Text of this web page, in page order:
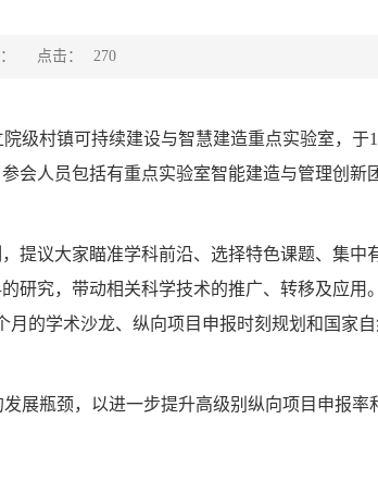
点击： 270
级村镇可持续建设与智慧建造重点实验室，于
会人员包括有重点实验室智能建造与管理创新
提议大家瞄准学科前沿、选择特色课题、集中
研究，带动相关科学技术的推广、转移及应用
月的学术沙龙、纵向项目申报时刻规划和国家
展瓶颈，以进一步提升高级别纵向项目申报率